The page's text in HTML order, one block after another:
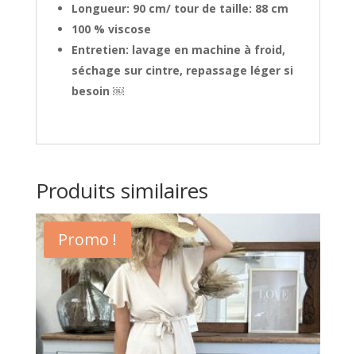
Longueur: 90 cm/ tour de taille: 88 cm
100 % viscose
Entretien: lavage en machine à froid,
séchage sur cintre, repassage léger si
besoin ￼
Produits similaires
Promo !